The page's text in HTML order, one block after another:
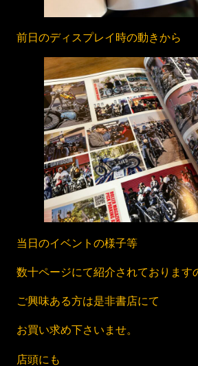
前日のディスプレイ時の動きから
当日のイベントの様子等
数十ページにて紹介されております
ご興味ある方は是非書店にて
お買い求め下さいませ。
店頭にも